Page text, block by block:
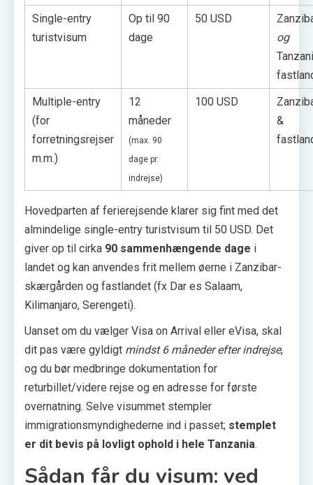
Single-entry
turistvisum
Op til 90
dage
50 USD
og
Multiple-entry
(for
forretningsrejser
m.m.)
12
måneder
(max. 90
dage pr.
indrejse)
100 USD
&
Hovedparten af ferierejsende klarer sig fint med det
almindelige single-entry turistvisum til 50 USD. Det
giver op til cirka 90 sammenhængende dage i
landet og kan anvendes frit mellem øerne i Zanzibar-
skærgården og fastlandet (fx Dar es Salaam,
Kilimanjaro, Serengeti).
Uanset om du vælger Visa on Arrival eller eVisa, skal
dit pas være gyldigt mindst 6 måneder efter indrejse,
og du bør medbringe dokumentation for
returbillet/videre rejse og en adresse for første
overnatning. Selve visummet stempler
immigrationsmyndighederne ind i passet; stemplet
er dit bevis på lovligt ophold i hele Tanzania.
Sådan får du visum: ved